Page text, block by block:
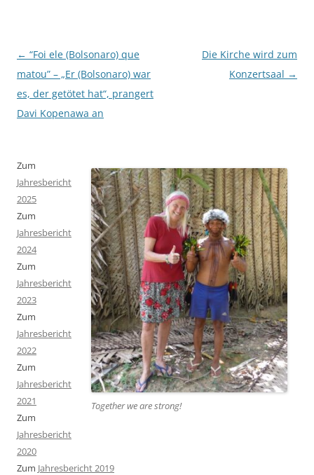
Beitragsnavigation
← “Foi ele (Bolsonaro) que
matou” – „Er (Bolsonaro) war
es, der getötet hat“, prangert
Davi Kopenawa an
Die Kirche wird zum
Konzertsaal →
Together we are strong!
Zum
Jahresbericht
2025
Zum
Jahresbericht
2024
Zum
Jahresbericht
2023
Zum
Jahresbericht
2022
Zum
Jahresbericht
2021
Zum
Jahresbericht
2020
Zum Jahresbericht 2019